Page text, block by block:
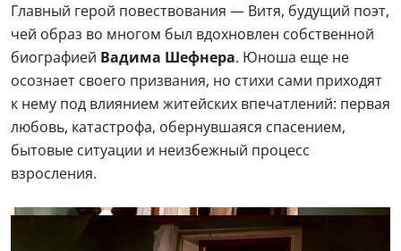
Главный герой повествования — Витя, будущий поэт,
чей образ во многом был вдохновлен собственной
биографией Вадима Шефнера. Юноша еще не
осознает своего призвания, но стихи сами приходят
к нему под влиянием житейских впечатлений: первая
любовь, катастрофа, обернувшаяся спасением,
бытовые ситуации и неизбежный процесс
взросления.